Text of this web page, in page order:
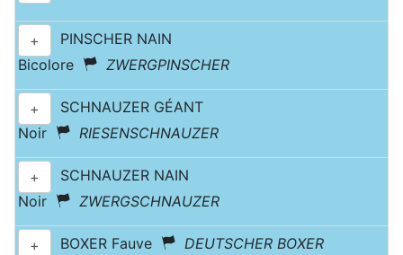
+
PINSCHER NAIN
Bicolore
ZWERGPINSCHER
+
SCHNAUZER GÉANT
Noir
RIESENSCHNAUZER
+
SCHNAUZER NAIN
Noir
ZWERGSCHNAUZER
+ BOXER Fauve DEUTSCHER BOXER